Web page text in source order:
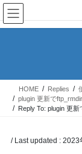
Skip
to
the
Skip
to
the
HOME Replies
plugin 更新で
Reply To: plugin 更
/ Last updated : 2023